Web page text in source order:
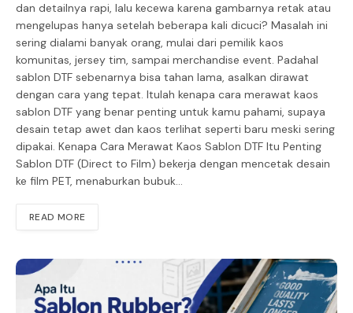
dan detailnya rapi, lalu kecewa karena gambarnya retak atau
mengelupas hanya setelah beberapa kali dicuci? Masalah ini
sering dialami banyak orang, mulai dari pemilik kaos
komunitas, jersey tim, sampai merchandise event. Padahal
sablon DTF sebenarnya bisa tahan lama, asalkan dirawat
dengan cara yang tepat. Itulah kenapa cara merawat kaos
sablon DTF yang benar penting untuk kamu pahami, supaya
desain tetap awet dan kaos terlihat seperti baru meski sering
dipakai. Kenapa Cara Merawat Kaos Sablon DTF Itu Penting
Sablon DTF (Direct to Film) bekerja dengan mencetak desain
ke film PET, menaburkan bubuk…
READ MORE